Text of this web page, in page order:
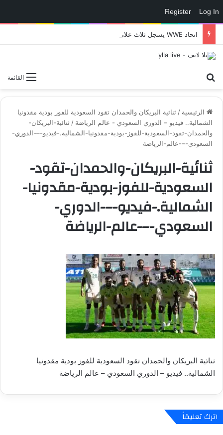
Log In
Register
القائمة
الرئيسية / ثنائية البريكان والحمدان تقود السعودية للفوز بودية مقدونيا
الشمالية.. فيديو – الدوري السعودي - عالم الرياضة / ثنائية-البريكان-
والحمدان-تقود-السعودية-للفوز-بودية-مقدونيا-الشمالية.-فيديو-–-الدوري-
السعودي-–-عالم-الرياضة
ثنائية-البريكان-والحمدان-تقود-
السعودية-للفوز-بودية-مقدونيا-
الشمالية.-فيديو-–-الدوري-
السعودي-–-عالم-الرياضة
ثنائية البريكان والحمدان تقود السعودية للفوز بودية مقدونيا
الشمالية.. فيديو – الدوري السعودي – عالم الرياضة
اترك تعليقاً